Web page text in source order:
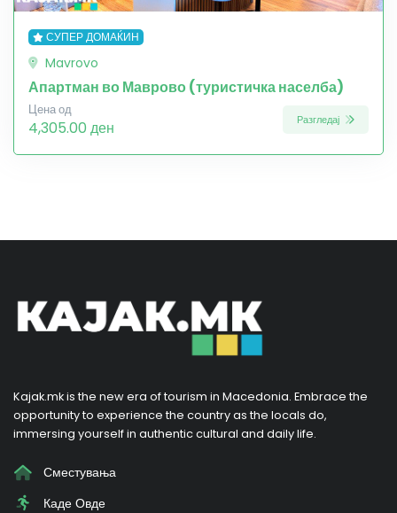
СУПЕР ДОМАЌИН
Mavrovo
Апартман во Маврово (туристичка населба)
Цена од
4,305.00 ден Разгледај
Kajak.mk is the new era of tourism in Macedonia. Embrace the
opportunity to experience the country as the locals do,
immersing yourself in authentic cultural and daily life.
Сместувања
Каде Овде